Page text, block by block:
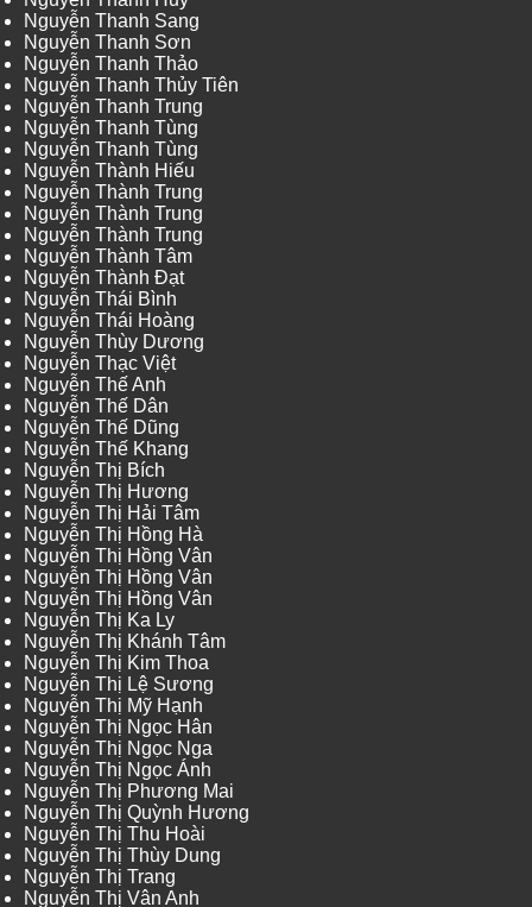
Nguyễn Thanh Sang
Nguyễn Thanh Sơn
Nguyễn Thanh Thảo
Nguyễn Thanh Thủy Tiên
Nguyễn Thanh Trung
Nguyễn Thanh Tùng
Nguyễn Thanh Tùng
Nguyễn Thành Hiếu
Nguyễn Thành Trung
Nguyễn Thành Trung
Nguyễn Thành Trung
Nguyễn Thành Tâm
Nguyễn Thành Đạt
Nguyễn Thái Bình
Nguyễn Thái Hoàng
Nguyễn Thùy Dương
Nguyễn Thạc Việt
Nguyễn Thế Anh
Nguyễn Thế Dân
Nguyễn Thế Dũng
Nguyễn Thế Khang
Nguyễn Thị Bích
Nguyễn Thị Hương
Nguyễn Thị Hải Tâm
Nguyễn Thị Hồng Hà
Nguyễn Thị Hồng Vân
Nguyễn Thị Hồng Vân
Nguyễn Thị Hồng Vân
Nguyễn Thị Ka Ly
Nguyễn Thị Khánh Tâm
Nguyễn Thị Kim Thoa
Nguyễn Thị Lệ Sương
Nguyễn Thị Mỹ Hạnh
Nguyễn Thị Ngọc Hân
Nguyễn Thị Ngọc Nga
Nguyễn Thị Ngọc Ánh
Nguyễn Thị Phương Mai
Nguyễn Thị Quỳnh Hương
Nguyễn Thị Thu Hoài
Nguyễn Thị Thùy Dung
Nguyễn Thị Trang
Nguyễn Thị Vân Anh